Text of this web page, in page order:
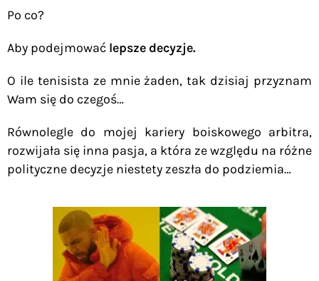
Po co?
Aby podejmować lepsze decyzje.
O ile tenisista ze mnie żaden, tak dzisiaj przyznam
Wam się do czegoś…
Równolegle do mojej kariery boiskowego arbitra,
rozwijała się inna pasja, a która ze względu na różne
polityczne decyzje niestety zeszła do podziemia…